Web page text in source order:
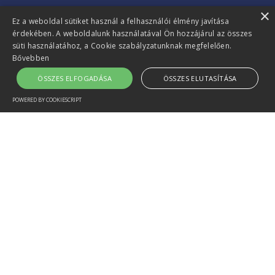
×
Ez a weboldal sütiket használ a felhasználói élmény javítása
érdekében. A weboldalunk használatával Ön hozzájárul az összes
süti használatához, a Cookie szabályzatunknak megfelelően.
Bővebben
ÖSSZES ELFOGADÁSA ÖSSZES ELUTASÍTÁSA
POWERED BY COOKIESCRIPT